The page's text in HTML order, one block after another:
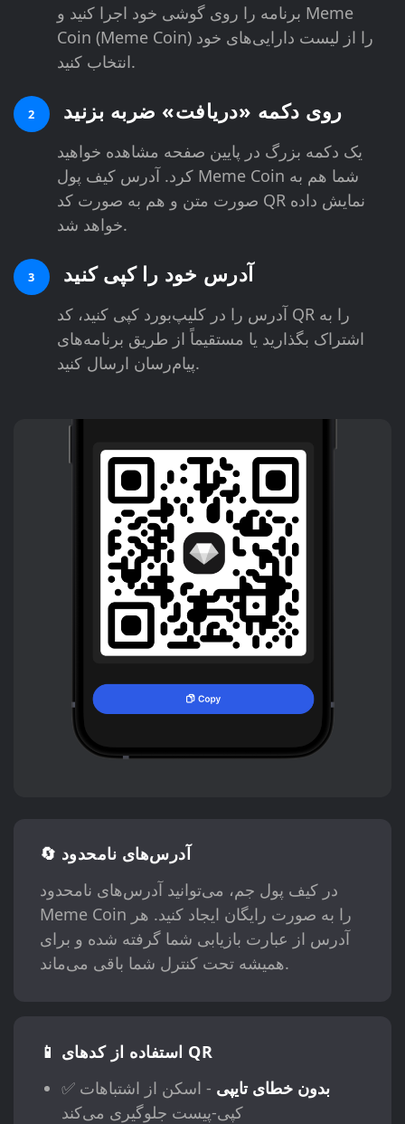
برنامه را روی گوشی خود اجرا کنید و Meme
Coin (Meme Coin) را از لیست دارایی‌های خود
انتخاب کنید.
2 روی دکمه «دریافت» ضربه بزنید
یک دکمه بزرگ در پایین صفحه مشاهده خواهید
کرد. آدرس کیف پول Meme Coin شما هم به
صورت متن و هم به صورت کد QR نمایش داده
خواهد شد.
3 آدرس خود را کپی کنید
آدرس را در کلیپ‌بورد کپی کنید، کد QR را به
اشتراک بگذارید یا مستقیماً از طریق برنامه‌های
پیام‌رسان ارسال کنید.
🔄 آدرس‌های نامحدود
در کیف پول جم، می‌توانید آدرس‌های نامحدود
Meme Coin را به صورت رایگان ایجاد کنید. هر
آدرس از عبارت بازیابی شما گرفته شده و برای
همیشه تحت کنترل شما باقی می‌ماند.
📱 استفاده از کدهای QR
✅
بدون خطای تایپی - اسکن از اشتباهات
کپی-پیست جلوگیری می‌کند